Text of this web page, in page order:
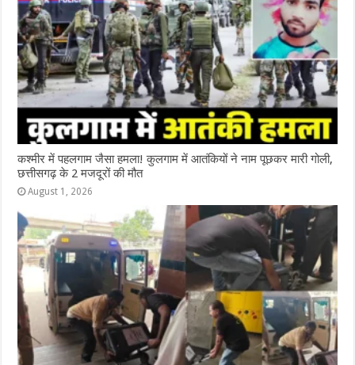
कश्‍मीर में पहलगाम जैसा हमला! कुलगाम में आतंकियों ने नाम पूछकर मारी गोली,
छत्तीसगढ़ के 2 मजदूरों की मौत
August 1, 2026